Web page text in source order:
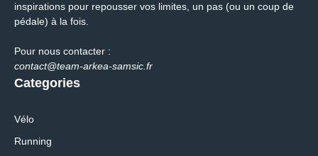
inspirations pour repousser vos limites, un pas (ou un coup de
pédale) à la fois.
Pour nous contacter :
contact@team-arkea-samsic.fr
Categories
Vélo
Running